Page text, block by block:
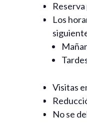
Los
Visitas
No se